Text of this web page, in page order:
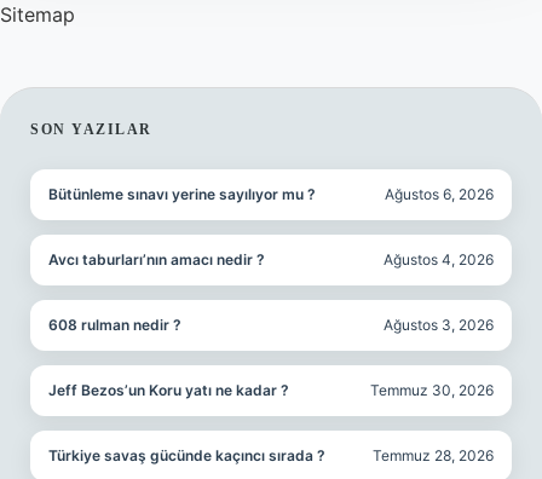
Sitemap
SIDEBAR
SON YAZILAR
Bütünleme sınavı yerine sayılıyor mu ? Ağustos 6, 2026
Avcı taburları’nın amacı nedir ? Ağustos 4, 2026
608 rulman nedir ? Ağustos 3, 2026
Jeff Bezos’un Koru yatı ne kadar ? Temmuz 30, 2026
Türkiye savaş gücünde kaçıncı sırada ? Temmuz 28, 2026